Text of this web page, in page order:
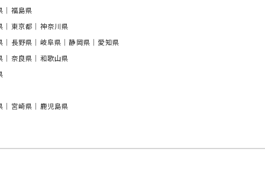
｜福島県
｜東京都｜神奈川県
長野県｜岐阜県｜静岡県｜愛知県
｜奈良県｜和歌山県
｜宮崎県｜鹿児島県